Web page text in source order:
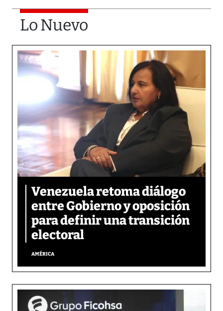
Lo Nuevo
Venezuela retoma diálogo
entre Gobierno y oposición
para definir una transición
electoral
AMÉRICA